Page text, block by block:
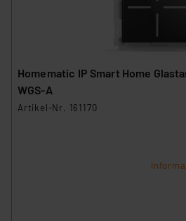
Homematic IP Smart Home
WGS-A
Artikel-Nr. 161170